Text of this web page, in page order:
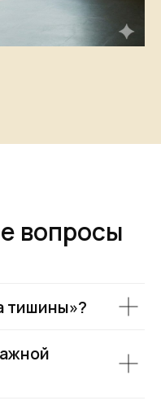
вопросы
тишины»?